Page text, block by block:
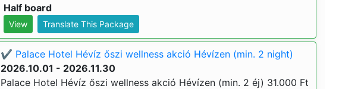
Half board
View Translate This Package
✔️ Palace Hotel Hévíz őszi wellness akció Hévízen (min. 2 night)
2026.10.01 - 2026.11.30
Palace Hotel Hévíz őszi wellness akció Hévízen (min. 2 éj) 31.000 Ft